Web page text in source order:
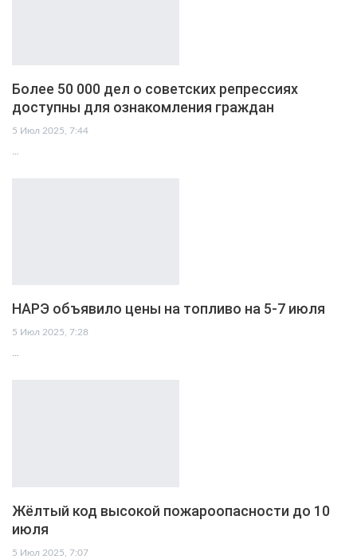
Более 50 000 дел о советских репрессиях
доступны для ознакомления граждан
5 Июл 2025, 7:44
…
НАРЭ объявило цены на топливо на 5-7 июля
5 Июл 2025, 7:28
…
Жёлтый код высокой пожароопасности до 10
июля
5 Июл 2025, 7:07